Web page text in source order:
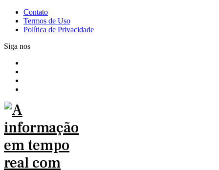
Contato
Termos de Uso
Política de Privacidade
Siga nos